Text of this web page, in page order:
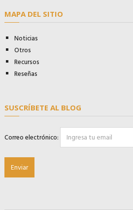
MAPA DEL SITIO
Noticias
Otros
Recursos
Reseñas
SUSCRÍBETE AL BLOG
Correo electrónico: